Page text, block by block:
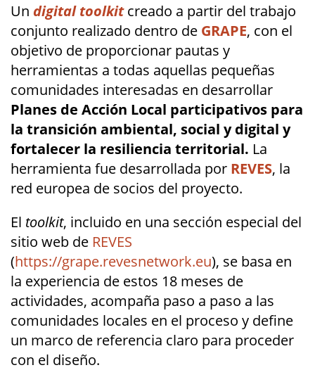
Un digital toolkitcreado a partir del trabajo
conjunto realizado dentro de GRAPE, con el
objetivo de proporcionar pautas y
herramientas a todas aquellas pequeñas
comunidades interesadas en desarrollar
Planes de Acción Local participativos para
la transición ambiental, social y digital y
fortalecer la resiliencia territorial. La
herramienta fue desarrollada por REVES, la
red europea de socios del proyecto.
El toolkit, incluido en una sección especial del
sitio web de REVES
(https://grape.revesnetwork.eu), se basa en
la experiencia de estos 18 meses de
actividades, acompaña paso a paso a las
comunidades locales en el proceso y define
un marco de referencia claro para proceder
con el diseño.